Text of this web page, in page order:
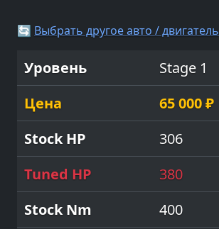
🔄 Выбрать другое авто / двигатель
Stage 1
65 000 ₽
306
380
400